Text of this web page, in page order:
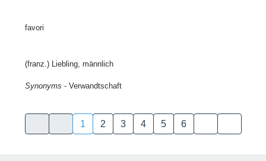
favori
(franz.) Liebling, männlich
Synonyms - Verwandtschaft
1 2 3 4 5 6